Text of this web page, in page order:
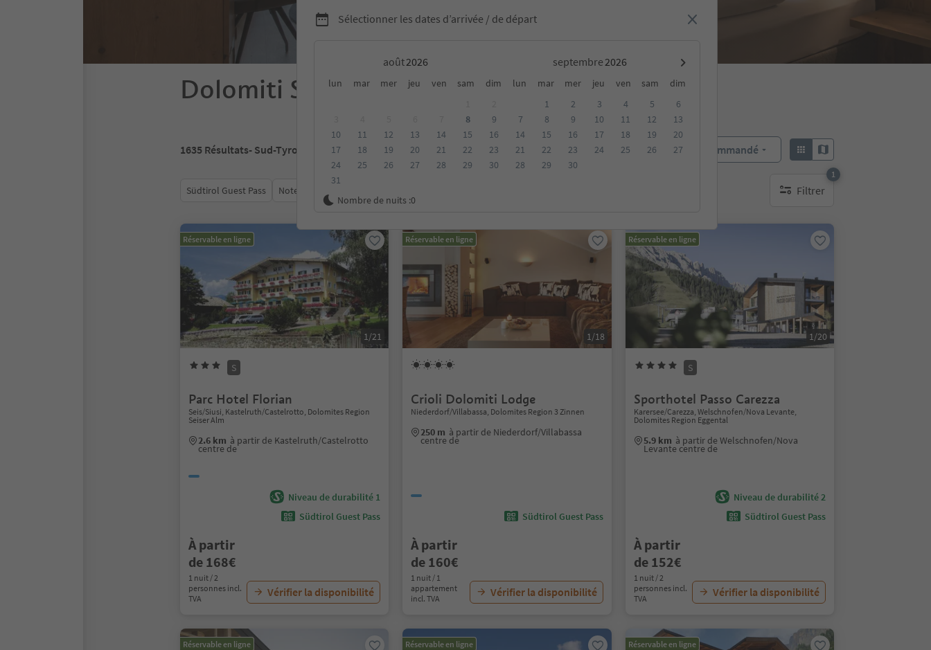
Sélectionner les dates d’arrivée / de départ
août septembre
lun mar mer jeu ven sam dim lun mar mer jeu ven sam
dim
8
9
10
11 12 13 14 15
16
17
18 19 20 21 22
23
24
25 26 27 28 29
30
31
1 2 3 4 5
6
7
8 9 10 11 12
13
14
15 16 17 18 19
20
21
22 23 24 25 26
27
28
29 30
Nombre de nuits :0
Dolomiti Spring Days
1635 Résultats- Sud-Tyrol Trier par : Recommandé
Südtirol Guest Pass Note moyenne Filtrer
1
1 filtre actif
Réservable en ligne
1/21
S
Parc Hotel Florian
Seis/Siusi, Kastelruth/Castelrotto, Dolomites Region
Seiser Alm
2.6 km à partir de Kastelruth/Castelrotto
centre de
Niveau de durabilité 1
Südtirol Guest Pass
À partir
de 168€
1 nuit / 2
personnes incl.
TVA
Vérifier la disponibilité
Réservable en ligne
1/18
Crioli Dolomiti Lodge
Niederdorf/Villabassa, Dolomites Region 3 Zinnen
250 m à partir de Niederdorf/Villabassa
centre de
Südtirol Guest Pass
À partir
de 160€
1 nuit / 1
appartement
incl. TVA
Vérifier la disponibilité
Réservable en ligne
1/20
S
Sporthotel Passo Carezza
Karersee/Carezza, Welschnofen/Nova Levante,
Dolomites Region Eggental
5.9 km à partir de Welschnofen/Nova
Levante centre de
Niveau de durabilité 2
Südtirol Guest Pass
À partir
de 152€
1 nuit / 2
personnes incl.
TVA
Vérifier la disponibilité
Réservable en ligne Réservable en ligne Réservable en ligne